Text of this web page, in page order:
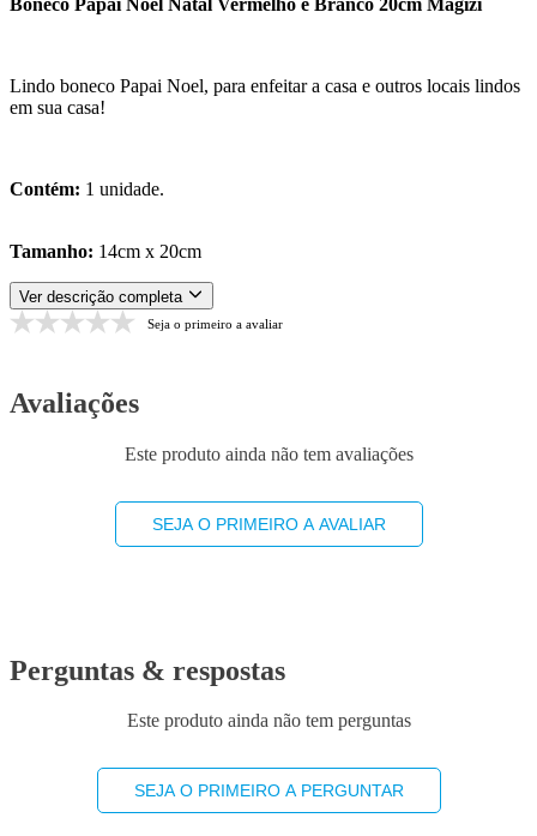
Lindo boneco Papai Noel, para enfeitar a casa e outros locais lindos
em sua casa!
Contém: 1 unidade.
Tamanho: 14cm x 20cm
Ver descrição completa
Seja o primeiro a avaliar
Avaliações
Este produto ainda não tem avaliações
SEJA O PRIMEIRO A AVALIAR
Perguntas & respostas
Este produto ainda não tem perguntas
SEJA O PRIMEIRO A PERGUNTAR